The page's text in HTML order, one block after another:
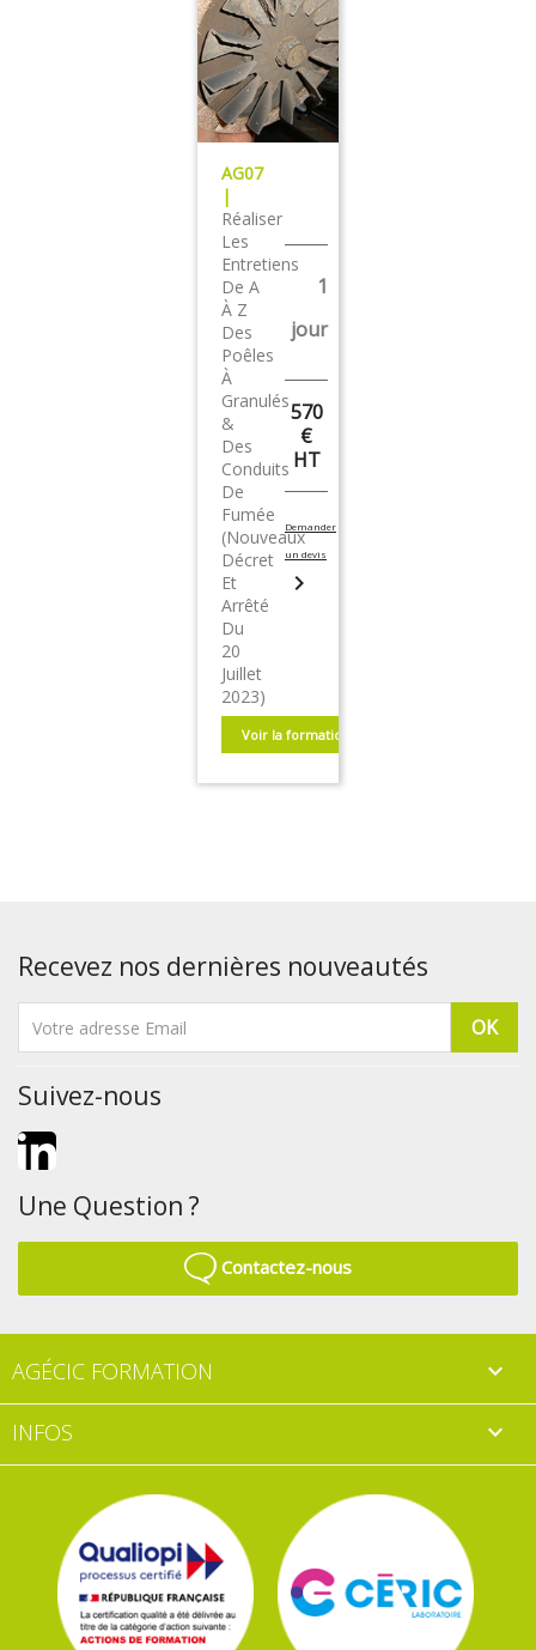
AG07
|
Réaliser
Les
Entretiens
De A
À Z
Des
Poêles
À
Granulés
&
Des
Conduits
De
Fumée
(nouveaux
Décret
Et
Arrêté
Du
20
Juillet
2023)
Voir la formation
1
jour
570
€
HT
Demander
un devis
chevron_right
Recevez nos dernières nouveautés
Suivez-nous
Une Question ?
Contactez-nous
AGÉCIC FORMATION 
INFOS 